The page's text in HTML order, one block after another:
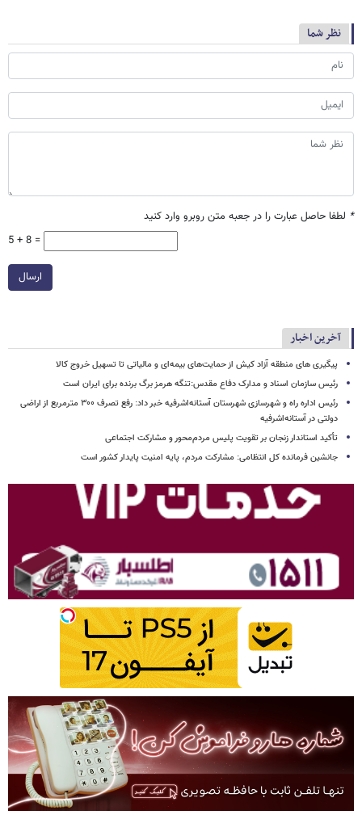
نظر شما
* لطفا حاصل عبارت را در جعبه متن روبرو وارد کنید
5 + 8 =
ارسال
آخرین اخبار
پیگیری های منطقه آزاد کیش از حمایت‌های بیمه‌ای و مالیاتی تا تسهیل خروج کالا
رئیس سازمان اسناد و مدارک دفاع مقدس:تنگه هرمز برگ برنده برای ایران است
رئیس اداره راه و شهرسازی شهرستان آستانه‌اشرفیه خبر داد: رفع تصرف ۳۰۰ مترمربع از اراضی
دولتی در آستانه‌اشرفیه
تأکید استاندار زنجان بر تقویت پلیس مردم‌محور و مشارکت اجتماعی
جانشین فرمانده کل انتظامی: مشارکت مردم، پایه امنیت پایدار کشور است